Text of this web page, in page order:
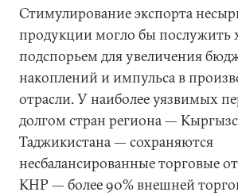
Стимулирование экспорта
продукции могло бы
подспорьем для увеличения
накоплений и импульса в
отрасли. У наиболее уязвимых
долгом стран региона —
Таджикистана — сохраняются
несбалансированные торговые
КНР — более 90% внешней